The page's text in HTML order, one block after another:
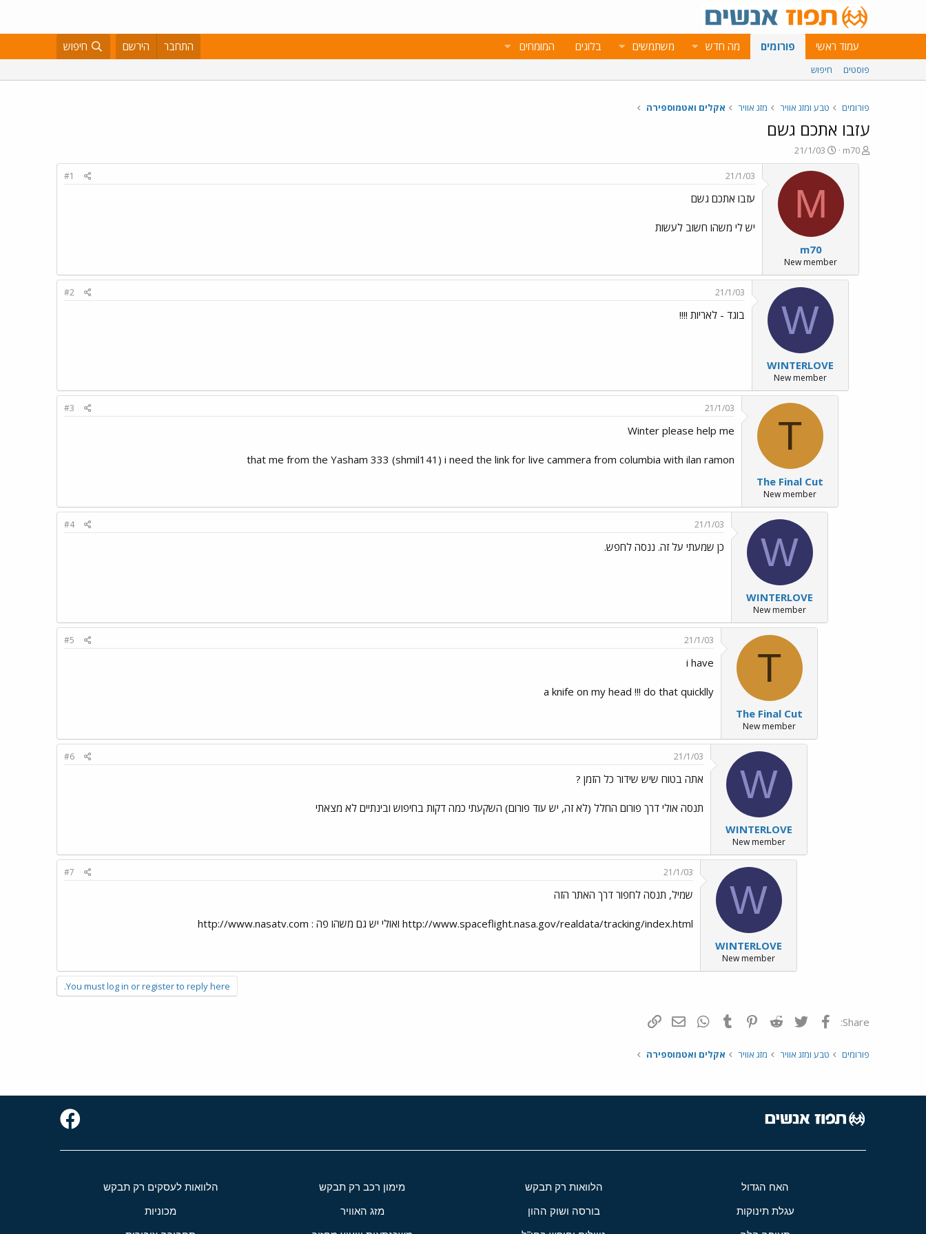
עמוד ראשי פורומים מה חדש משתמשים בלוגים המומחים התחבר הירשם חיפוש
פוסטים חיפוש
פורומים טבע ומזג אוויר מזג אוויר אקלים ואטמוספירה
עזבו אתכם גשם
פ
ו
m70
פ
ו
ר
ם
א
ר
י
ך
21/1/03
M
m70
New member
21/1/03
#1
עזבו אתכם גשם
יש לי משהו חשוב לעשות
W
WINTERLOVE
New member
21/1/03
#2
בוגד - לאריות !!!!
T
The Final Cut
New member
21/1/03
#3
Winter please help me
that me from the Yasham 333 (shmil141) i need the link for live cammera from columbia with ilan ramon
W
WINTERLOVE
New member
21/1/03
#4
כן שמעתי על זה. ננסה לחפש.
T
The Final Cut
New member
21/1/03
#5
i have
a knife on my head !!! do that quicklly
W
WINTERLOVE
New member
21/1/03
#6
אתה בטוח שיש שידור כל הזמן ?
תנסה אולי דרך פורום החלל (לא זה, יש עוד פורום) השקעתי כמה דקות בחיפוש ובינתיים לא מצאתי
W
WINTERLOVE
New member
21/1/03
#7
שמיל, תנסה לחפור דרך האתר הזה
http://www.spaceflight.nasa.gov/realdata/tracking/index.html ואולי יש גם משהו פה : http://www.nasatv.com
You must log in or register to reply here.
Share: פייסבוק Twitter
Reddit
Pinterest
Tumblr
WhatsAppדואר אלקטרוני
פורומים טבע ומזג אוויר מזג אוויר אקלים ואטמוספירה
האח הגדול הלוואות רק תבקש מימון רכב רק תבקש הלוואות לעסקים רק תבקש
עגלת תינוקות בורסה ושוק ההון מזג האוויר מכוניות